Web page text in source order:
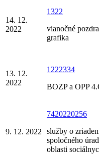
14. 12.
2022
1322
vianočné
grafika
13. 12.
2022
1222334
BOZP a OPP
9. 12. 2022
7420220256
služby o
spoločného
oblasti